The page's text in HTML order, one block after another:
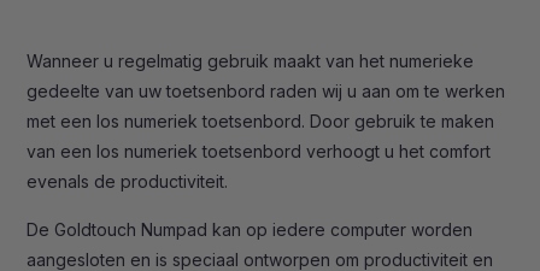
Wanneer u regelmatig gebruik maakt van het numerieke
gedeelte van uw toetsenbord raden wij u aan om te werken
met een los numeriek toetsenbord. Door gebruik te maken
van een los numeriek toetsenbord verhoogt u het comfort
evenals de productiviteit.
De Goldtouch Numpad kan op iedere computer worden
aangesloten en is speciaal ontworpen om productiviteit en